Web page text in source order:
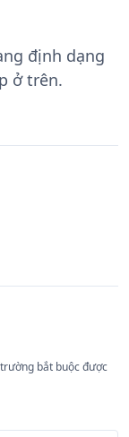
định dạng
ở trên.
bắt buộc được